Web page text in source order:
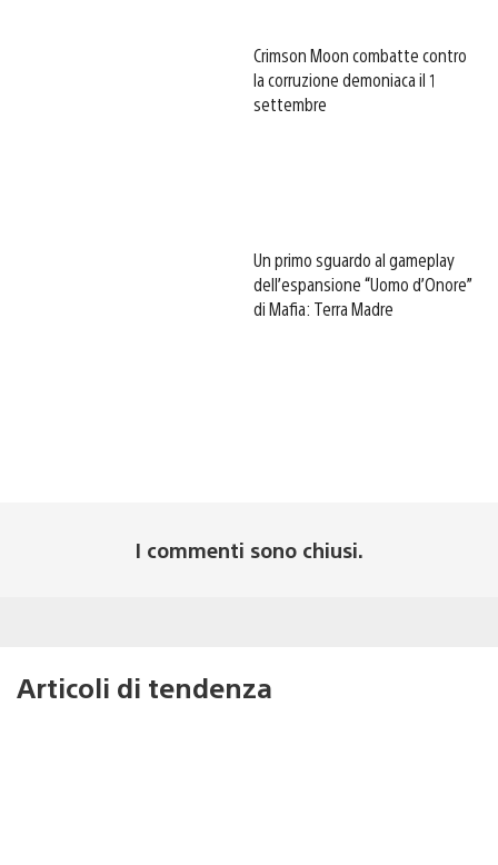
Crimson Moon combatte contro
la corruzione demoniaca il 1
settembre
Un primo sguardo al gameplay
dell’espansione “Uomo d’Onore”
di Mafia: Terra Madre
I commenti sono chiusi.
Articoli di tendenza